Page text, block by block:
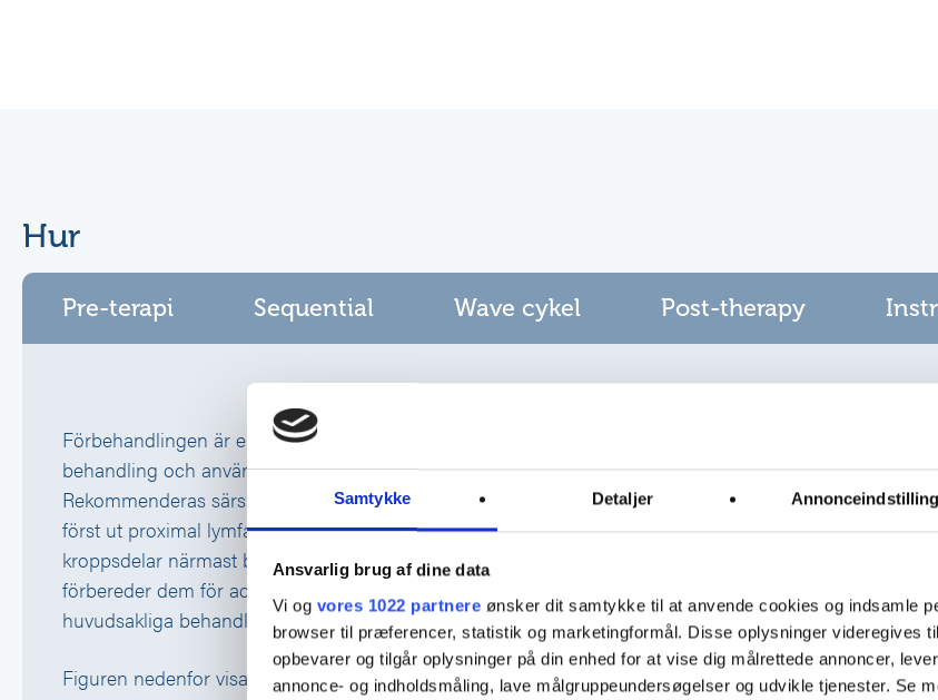
Samtykke Detaljer
Ansvarlig brug af dine data
Vi og vores 1022 partnere ønsker dit samtykke til at anvende cookies og indsamle
browser til præferencer, statistik og marketingformål. Disse oplysninger videregives
opbevarer og tilgår oplysninger på din enhed for at vise dig målrettede annoncer,
annonce- og indholdsmåling, lave målgruppeundersøgelser og udvikle tjenester. Se
Hur
Pre-terapi Sequential Wave cykel Post-therapy
Förbehandlingen är en ”primecykel” som förbereder området för fortsatt
behandling och används aldrig som ensam kompression.
Rekommenderas särskilt för personer med lymfödem. Detta läge tömmer
först ut proximal lymfa, dvs.områden på kroppen eller områden i
kroppsdelar närmast bålen. Detta ”primar” de proximala områdena och
förbereder dem för acceptans av lymfvätska som mobiliseras under den
huvudsakliga behandlingscykeln. Varaktighet 7 – 15 minuter.
Figuren nedenfor visar hur cykeln startar genom massage upptill av